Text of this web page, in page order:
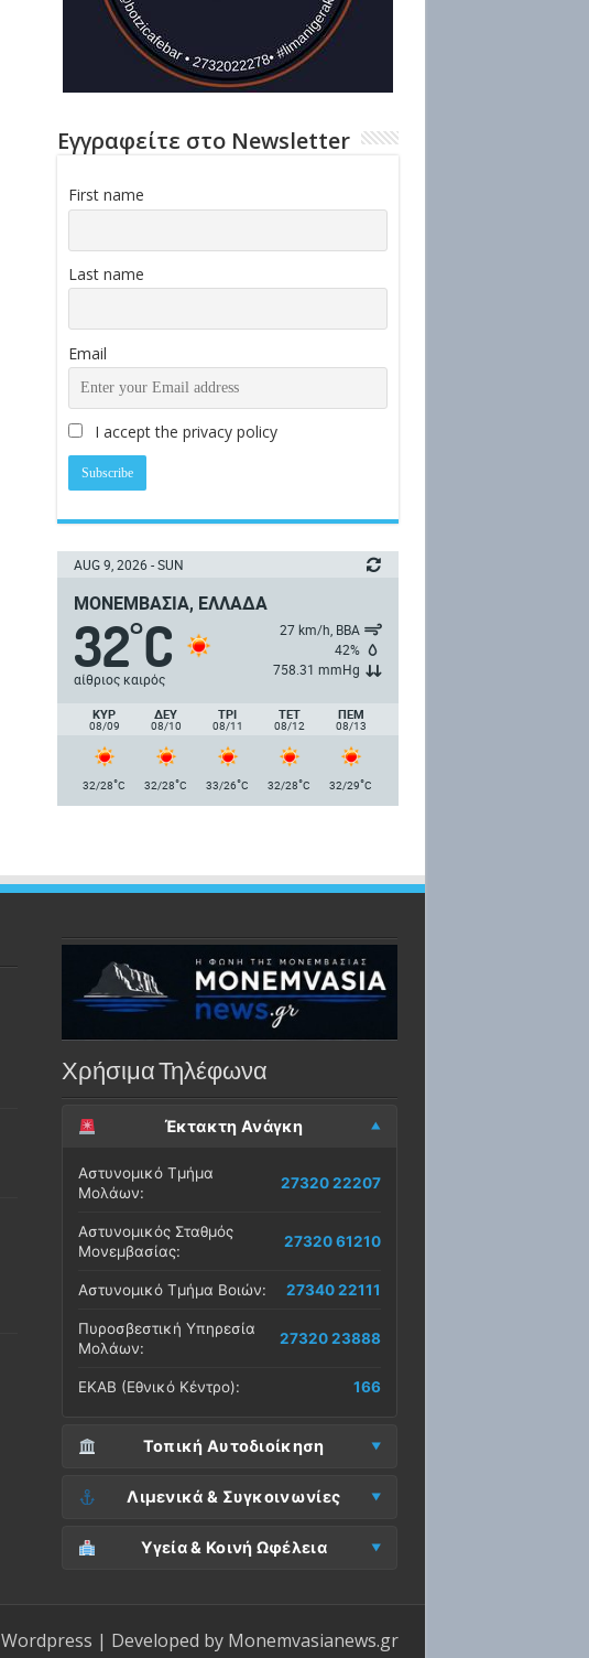
Εγγραφείτε στο Newsletter
First name
Last name
Email
I accept the privacy policy
AUG 9, 2026 - SUN
ΜΟΝΕΜΒΑΣΙΆ, ΕΛΛΆΔΑ
32°C
αίθριος καιρός
27 km/h, ΒΒΑ
42%
758.31 mmHg
ΚΥΡ
08/09
ΔΕΥ
08/10
ΤΡΙ
08/11
ΤΕΤ
08/12
ΠΈΜ
08/13
32/28°C 32/28°C 33/26°C 32/28°C 32/29°C
Χρήσιμα Τηλέφωνα
Έκτακτη Ανάγκη
Αστυνομικό Τμήμα
Μολάων:
27320 22207
Αστυνομικός Σταθμός
Μονεμβασίας:
27320 61210
Αστυνομικό Τμήμα Βοιών: 27340 22111
Πυροσβεστική Υπηρεσία
Μολάων:
27320 23888
ΕΚΑΒ (Εθνικό Κέντρο): 166
Τοπική Αυτοδιοίκηση
Δήμος Μονεμβασίας
(Έδρα):
27323 60500
Δ.Ε. Μονεμβασίας
27323 60019
ΚΕΠ Μονεμβασίας: 27323 60031
Λιμενικά & Συγκοινωνίες
Λιμεναρχείο
Μονεμβασίας:
27320 61266
ΚΤΕΛ Λακωνίας (Σταθμός
Μολάων):
27320 22209
Υγεία & Κοινή Ωφέλεια
Wordpress | Developed by Monemvasianews.gr